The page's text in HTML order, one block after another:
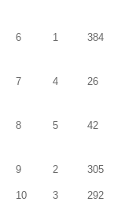
6 1 384
7 4 26
8 5 42
9 2 305
10 3 292